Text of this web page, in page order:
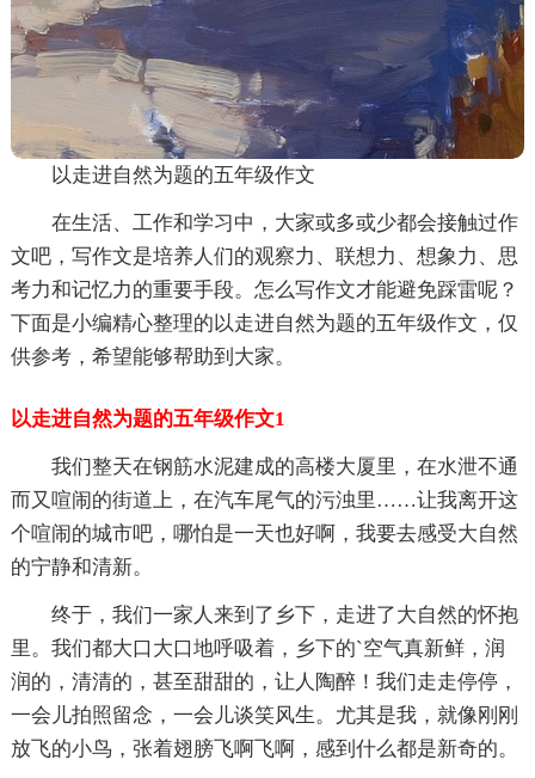
以走进自然为题的五年级作文
在生活、工作和学习中，大家或多或少都会接触过作
文吧，写作文是培养人们的观察力、联想力、想象力、思
考力和记忆力的重要手段。怎么写作文才能避免踩雷呢？
下面是小编精心整理的以走进自然为题的五年级作文，仅
供参考，希望能够帮助到大家。
以走进自然为题的五年级作文1
我们整天在钢筋水泥建成的高楼大厦里，在水泄不通
而又喧闹的街道上，在汽车尾气的污浊里……让我离开这
个喧闹的城市吧，哪怕是一天也好啊，我要去感受大自然
的宁静和清新。
终于，我们一家人来到了乡下，走进了大自然的怀抱
里。我们都大口大口地呼吸着，乡下的`空气真新鲜，润
润的，清清的，甚至甜甜的，让人陶醉！我们走走停停，
一会儿拍照留念，一会儿谈笑风生。尤其是我，就像刚刚
放飞的小鸟，张着翅膀飞啊飞啊，感到什么都是新奇的。